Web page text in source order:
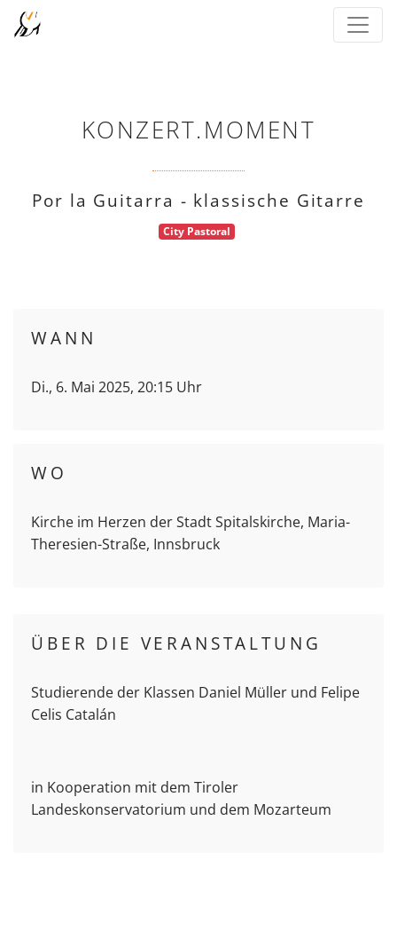
KONZERT.MOMENT
Por la Guitarra - klassische Gitarre
City Pastoral
WANN
Di., 6. Mai 2025, 20:15 Uhr
WO
Kirche im Herzen der Stadt Spitalskirche, Maria-
Theresien-Straße, Innsbruck
ÜBER DIE VERANSTALTUNG
Studierende der Klassen Daniel Müller und Felipe
Celis Catalán
in Kooperation mit dem Tiroler
Landeskonservatorium und dem Mozarteum